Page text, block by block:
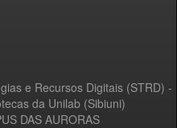
e Recursos Digitais (STRD) -
da Unilab (Sibiuni)
DAS AURORAS